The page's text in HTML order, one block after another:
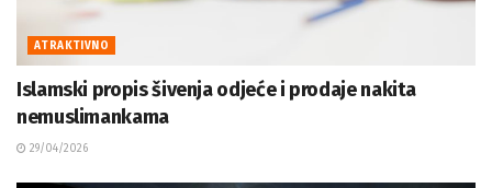
ATRAKTIVNO
Islamski propis šivenja odjeće i prodaje nakita
nemuslimankama
29/04/2026